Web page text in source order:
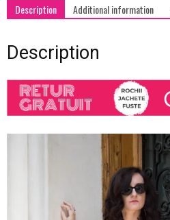
Description Additional information
Description